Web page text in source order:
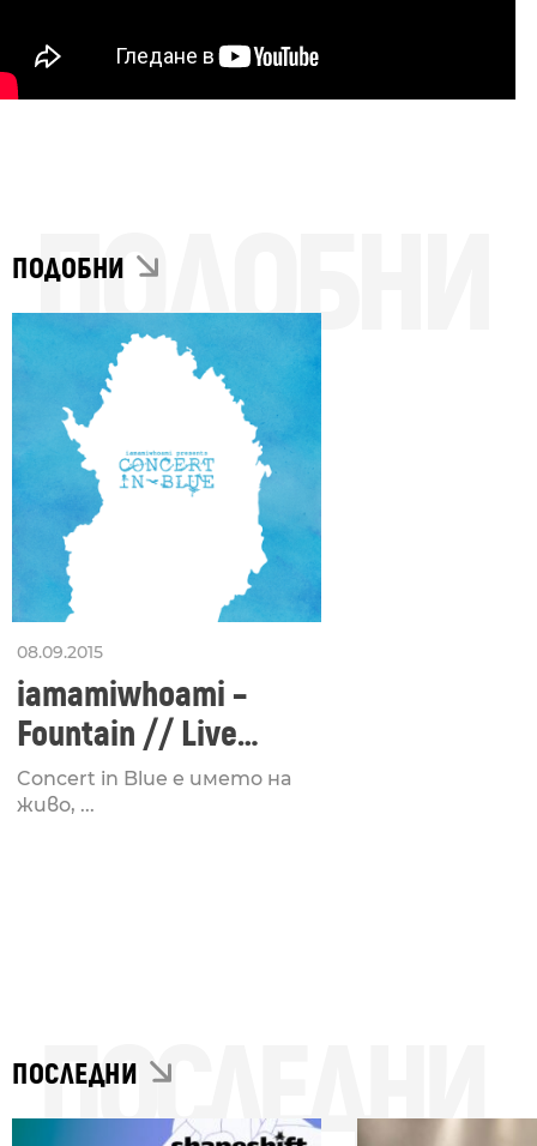
ПОДОБНИ
ПОДОБНИ
08.09.2015
iamamiwhoami –
Fountain // Live
Concert in Blue
Concert in Blue e името на
живо, ...
ПОСЛЕДНИ
ПОСЛЕДНИ